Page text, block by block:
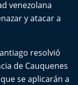
venezolana
y atacar a
resolvió
de Cauquenes
se aplicarán a